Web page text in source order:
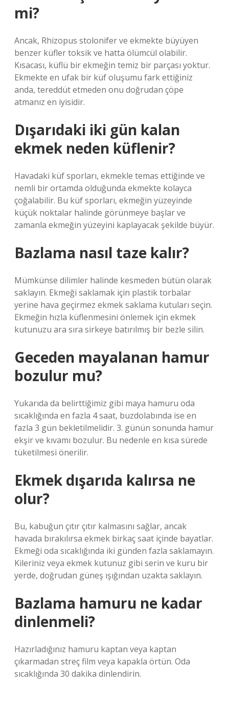
mi?
Ancak, Rhizopus stolonifer ve ekmekte büyüyen
benzer küfler toksik ve hatta ölümcül olabilir.
Kısacası, küflü bir ekmeğin temiz bir parçası yoktur.
Ekmekte en ufak bir küf oluşumu fark ettiğiniz
anda, tereddüt etmeden onu doğrudan çöpe
atmanız en iyisidir.
Dışarıdaki iki gün kalan
ekmek neden küflenir?
Havadaki küf sporları, ekmekle temas ettiğinde ve
nemli bir ortamda olduğunda ekmekte kolayca
çoğalabilir. Bu küf sporları, ekmeğin yüzeyinde
küçük noktalar halinde görünmeye başlar ve
zamanla ekmeğin yüzeyini kaplayacak şekilde büyür.
Bazlama nasıl taze kalır?
Mümkünse dilimler halinde kesmeden bütün olarak
saklayın. Ekmeği saklamak için plastik torbalar
yerine hava geçirmez ekmek saklama kutuları seçin.
Ekmeğin hızla küflenmesini önlemek için ekmek
kutunuzu ara sıra sirkeye batırılmış bir bezle silin.
Geceden mayalanan hamur
bozulur mu?
Yukarıda da belirttiğimiz gibi maya hamuru oda
sıcaklığında en fazla 4 saat, buzdolabında ise en
fazla 3 gün bekletilmelidir. 3. günün sonunda hamur
ekşir ve kıvamı bozulur. Bu nedenle en kısa sürede
tüketilmesi önerilir.
Ekmek dışarıda kalırsa ne
olur?
Bu, kabuğun çıtır çıtır kalmasını sağlar, ancak
havada bırakılırsa ekmek birkaç saat içinde bayatlar.
Ekmeği oda sıcaklığında iki günden fazla saklamayın.
Kileriniz veya ekmek kutunuz gibi serin ve kuru bir
yerde, doğrudan güneş ışığından uzakta saklayın.
Bazlama hamuru ne kadar
dinlenmeli?
Hazırladığınız hamuru kaptan veya kaptan
çıkarmadan streç film veya kapakla örtün. Oda
sıcaklığında 30 dakika dinlendirin.